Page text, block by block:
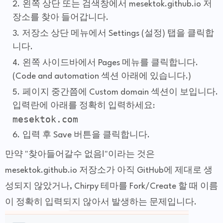
왼쪽 상단 또는 검색창에서 mesektok.github.io 저
장소를 찾아 들어갑니다.
저장소 상단 메뉴에서 Settings (설정) 탭을 클릭합
니다.
왼쪽 사이드바에서 Pages 메뉴를 클릭합니다.
(Code and automation 섹션 아래에 있습니다.)
페이지 중간쯤에 Custom domain 섹션이 보입니다.
입력란에 아래를 정확히 입력하세요:
mesektok.com
입력 후 Save 버튼을 클릭합니다.
만약 "찾아들어갈수 없음!"이라는 것은
mesektok.github.io 저장소가 아직 GitHub에 제대로 생
성되지 않았거나, Chirpy 테마를 Fork/Create 할 때 이름
이 정확히 입력되지 않아서 발생하는 문제입니다.